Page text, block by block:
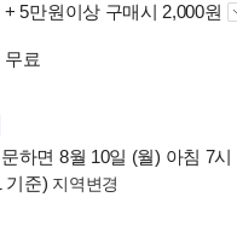
+ 5만원이상 구매시 2,000원
무료
하면 8월 10일 (월) 아침 7시
기준) 지역변경